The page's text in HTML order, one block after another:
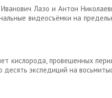
Лазо и Антон
видеосъёмки на
кислорода, провешенных
экспедиций на